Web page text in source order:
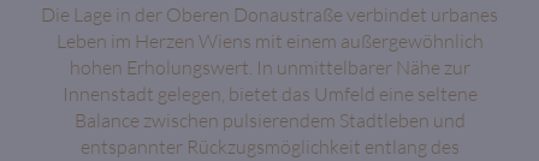
Die Lage in der Oberen Donaustraße verbindet urbanes
Leben im Herzen Wiens mit einem außergewöhnlich
hohen Erholungswert. In unmittelbarer Nähe zur
Innenstadt gelegen, bietet das Umfeld eine seltene
Balance zwischen pulsierendem Stadtleben und
entspannter Rückzugsmöglichkeit entlang des